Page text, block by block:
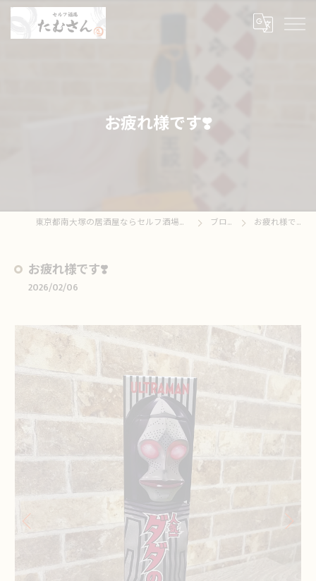
お疲れ様です❣️
東京都南大塚の居酒屋ならセルフ酒場たむさん ブログ お疲れ様です❣️
お疲れ様です❣️
2026/02/06